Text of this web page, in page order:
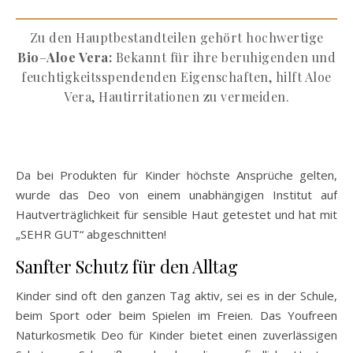
Zu den Hauptbestandteilen gehört hochwertige
Bio–Aloe Vera: Bekannt für ihre beruhigenden und
feuchtigkeitsspendenden Eigenschaften, hilft Aloe
Vera, Hautirritationen zu vermeiden.
Da bei Produkten für Kinder höchste Ansprüche gelten,
wurde das Deo von einem unabhängigen Institut auf
Hautverträglichkeit für sensible Haut getestet und hat mit
„SEHR GUT“ abgeschnitten!
Sanfter Schutz für den Alltag
Kinder sind oft den ganzen Tag aktiv, sei es in der Schule,
beim Sport oder beim Spielen im Freien. Das Youfreen
Naturkosmetik Deo für Kinder bietet einen zuverlässigen